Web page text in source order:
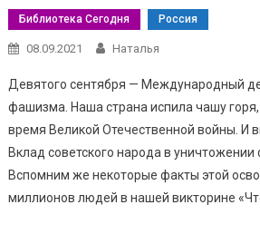
Библиотека Сегодня Россия
08.09.2021 Наталья
Девятого сентября — Международный
фашизма. Наша страна испила чашу
время Великой Отечественной войны. И
Вклад советского народа в
Вспомним же некоторые факты этой
миллионов людей в нашей викторине